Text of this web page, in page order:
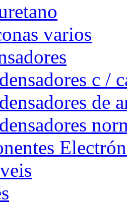
varios
c /
de